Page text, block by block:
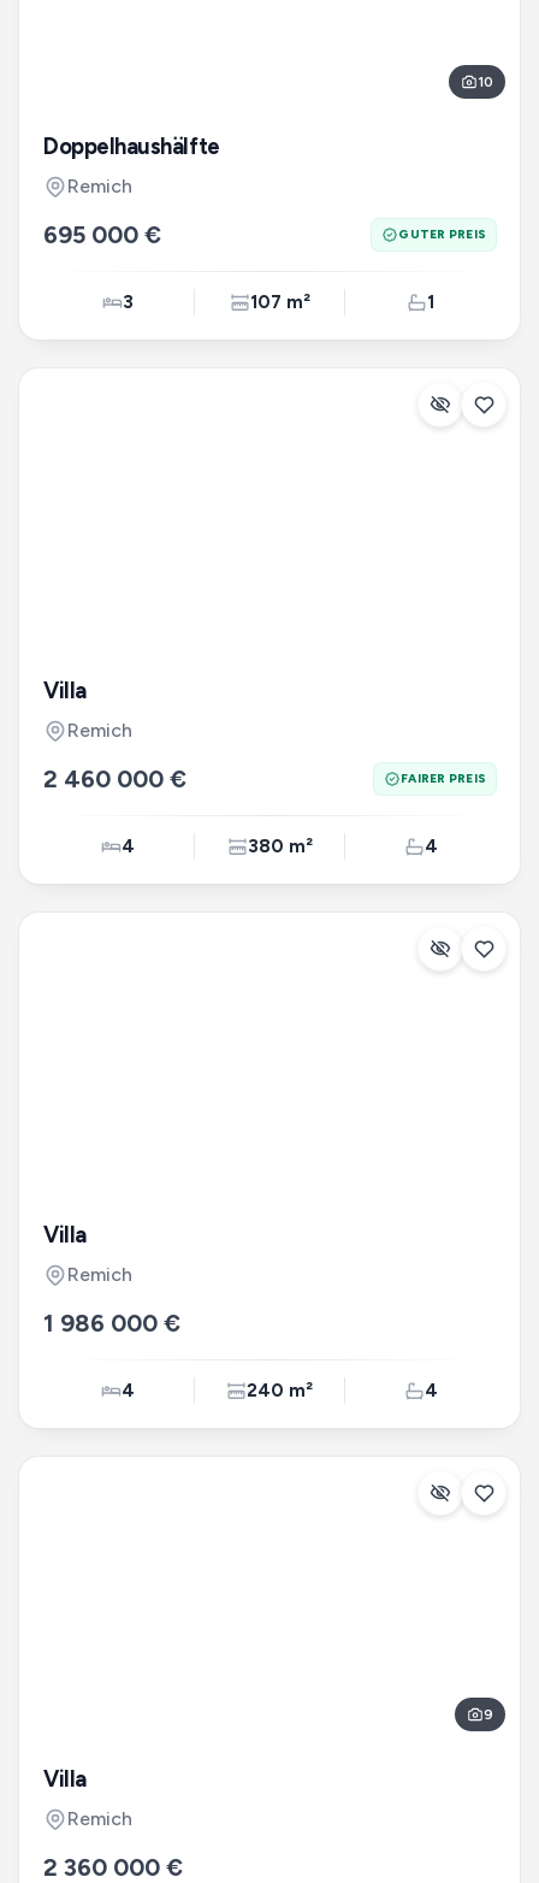
10
Doppelhaushälfte
Remich
695 000 € GUTER PREIS
3 107 m² 1
Villa
Remich
2 460 000 € FAIRER PREIS
4 380 m² 4
Villa
Remich
1 986 000 €
4 240 m² 4
9
Villa
Remich
2 360 000 €